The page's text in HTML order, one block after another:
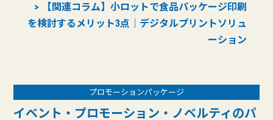
【関連コラム】小ロットで食品パッケージ印刷
を検討するメリット3点｜デジタルプリントソリュ
ーション
プロモーションパッケージ
イベント・プロモーション・ノベルティのパ